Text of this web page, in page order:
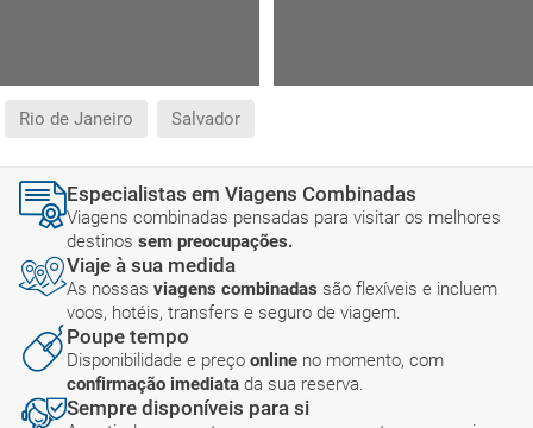
Rio de Janeiro Salvador
Especialistas em Viagens Combinadas
Viagens combinadas pensadas para visitar os melhores
destinos sem preocupações.
Viaje à sua medida
As nossas viagens combinadas são flexíveis e incluem
voos, hotéis, transfers e seguro de viagem.
Poupe tempo
Disponibilidade e preço online no momento, com
confirmação imediata da sua reserva.
Sempre disponíveis para si